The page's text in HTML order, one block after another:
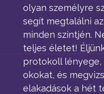
olyan személyre
segít megtalálni
minden szintjén.
teljes életet!
protokoll
okokat, és
elakadások a hét